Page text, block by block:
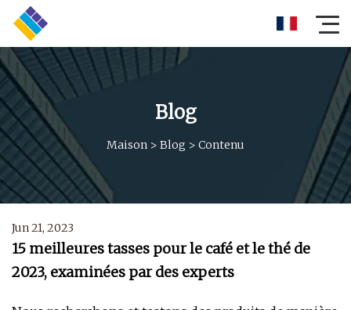
Blog
Maison > Blog > Contenu
Jun 21, 2023
15 meilleures tasses pour le café et le thé de
2023, examinées par des experts